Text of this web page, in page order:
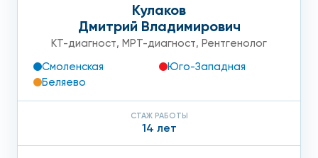
Кулаков
Дмитрий Владимирович
КТ-диагност, МРТ-диагност, Рентгенолог
Смоленская
Юго-Западная
Беляево
СТАЖ РАБОТЫ
14 лет